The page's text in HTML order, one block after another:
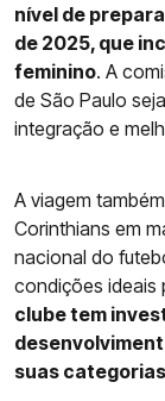
nível de
de 2025, que
feminino. A
de São Paulo
integração e
A viagem
Corinthians em
nacional do
condições ideais
clube tem
suas